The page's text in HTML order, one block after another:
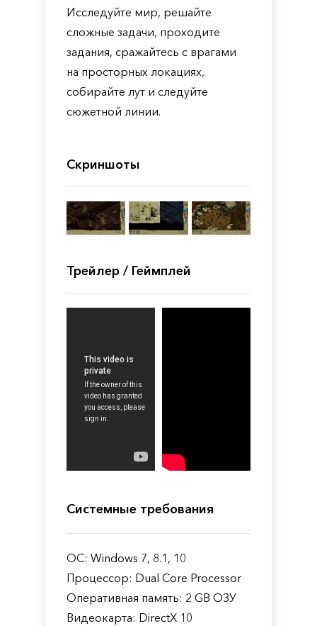
Исследуйте мир, решайте
сложные задачи, проходите
задания, сражайтесь с врагами
на просторных локациях,
собирайте лут и следуйте
сюжетной линии.
Скриншоты
Трейлер / Геймплей
Системные требования
ОС: Windows 7, 8.1, 10
Процессор: Dual Core Processor
Оперативная память: 2 GB ОЗУ
Видеокарта: DirectX 10